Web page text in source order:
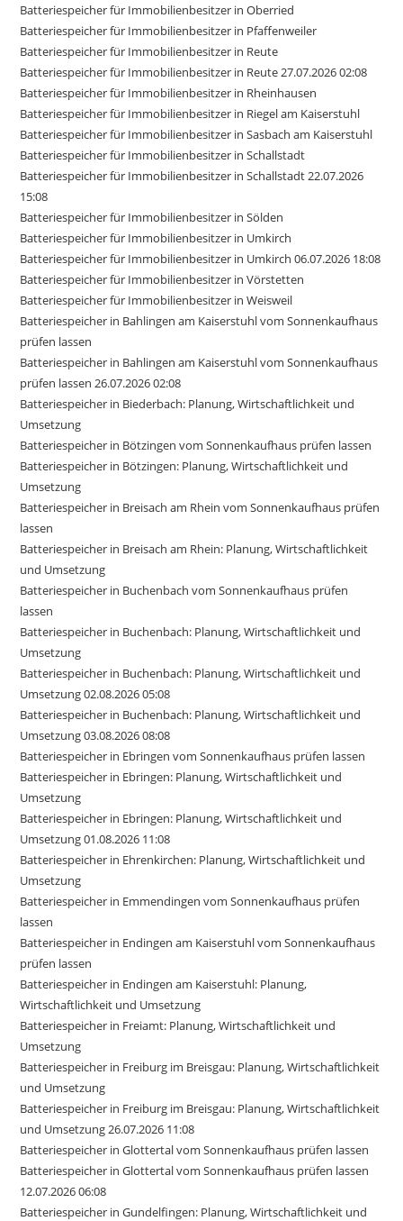
Batteriespeicher für Immobilienbesitzer in Oberried
Batteriespeicher für Immobilienbesitzer in Pfaffenweiler
Batteriespeicher für Immobilienbesitzer in Reute
Batteriespeicher für Immobilienbesitzer in Reute 27.07.2026 02:08
Batteriespeicher für Immobilienbesitzer in Rheinhausen
Batteriespeicher für Immobilienbesitzer in Riegel am Kaiserstuhl
Batteriespeicher für Immobilienbesitzer in Sasbach am Kaiserstuhl
Batteriespeicher für Immobilienbesitzer in Schallstadt
Batteriespeicher für Immobilienbesitzer in Schallstadt 22.07.2026
15:08
Batteriespeicher für Immobilienbesitzer in Sölden
Batteriespeicher für Immobilienbesitzer in Umkirch
Batteriespeicher für Immobilienbesitzer in Umkirch 06.07.2026 18:08
Batteriespeicher für Immobilienbesitzer in Vörstetten
Batteriespeicher für Immobilienbesitzer in Weisweil
Batteriespeicher in Bahlingen am Kaiserstuhl vom Sonnenkaufhaus
prüfen lassen
Batteriespeicher in Bahlingen am Kaiserstuhl vom Sonnenkaufhaus
prüfen lassen 26.07.2026 02:08
Batteriespeicher in Biederbach: Planung, Wirtschaftlichkeit und
Umsetzung
Batteriespeicher in Bötzingen vom Sonnenkaufhaus prüfen lassen
Batteriespeicher in Bötzingen: Planung, Wirtschaftlichkeit und
Umsetzung
Batteriespeicher in Breisach am Rhein vom Sonnenkaufhaus prüfen
lassen
Batteriespeicher in Breisach am Rhein: Planung, Wirtschaftlichkeit
und Umsetzung
Batteriespeicher in Buchenbach vom Sonnenkaufhaus prüfen
lassen
Batteriespeicher in Buchenbach: Planung, Wirtschaftlichkeit und
Umsetzung
Batteriespeicher in Buchenbach: Planung, Wirtschaftlichkeit und
Umsetzung 02.08.2026 05:08
Batteriespeicher in Buchenbach: Planung, Wirtschaftlichkeit und
Umsetzung 03.08.2026 08:08
Batteriespeicher in Ebringen vom Sonnenkaufhaus prüfen lassen
Batteriespeicher in Ebringen: Planung, Wirtschaftlichkeit und
Umsetzung
Batteriespeicher in Ebringen: Planung, Wirtschaftlichkeit und
Umsetzung 01.08.2026 11:08
Batteriespeicher in Ehrenkirchen: Planung, Wirtschaftlichkeit und
Umsetzung
Batteriespeicher in Emmendingen vom Sonnenkaufhaus prüfen
lassen
Batteriespeicher in Endingen am Kaiserstuhl vom Sonnenkaufhaus
prüfen lassen
Batteriespeicher in Endingen am Kaiserstuhl: Planung,
Wirtschaftlichkeit und Umsetzung
Batteriespeicher in Freiamt: Planung, Wirtschaftlichkeit und
Umsetzung
Batteriespeicher in Freiburg im Breisgau: Planung, Wirtschaftlichkeit
und Umsetzung
Batteriespeicher in Freiburg im Breisgau: Planung, Wirtschaftlichkeit
und Umsetzung 26.07.2026 11:08
Batteriespeicher in Glottertal vom Sonnenkaufhaus prüfen lassen
Batteriespeicher in Glottertal vom Sonnenkaufhaus prüfen lassen
12.07.2026 06:08
Batteriespeicher in Gundelfingen: Planung, Wirtschaftlichkeit und